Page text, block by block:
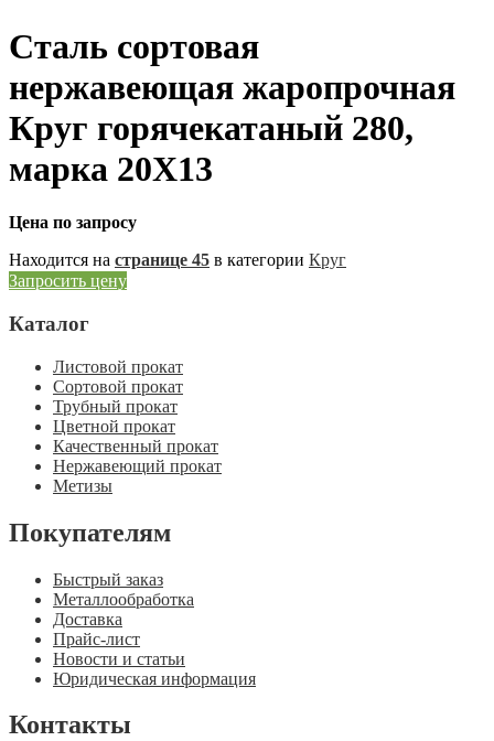
Сталь сортовая
нержавеющая жаропрочная
Круг горячекатаный 280,
марка 20Х13
Цена по запросу
Находится на странице 45 в категории Круг
Запросить цену
Каталог
Листовой прокат
Сортовой прокат
Трубный прокат
Цветной прокат
Качественный прокат
Нержавеющий прокат
Метизы
Покупателям
Быстрый заказ
Металлообработка
Доставка
Прайс-лист
Новости и статьи
Юридическая информация
Контакты